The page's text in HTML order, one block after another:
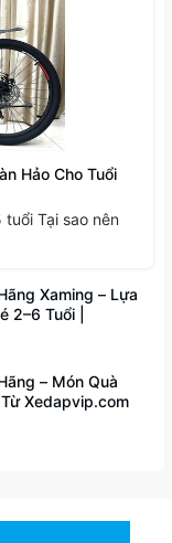
Hảo Cho Tuổi
Tại sao nên
Xaming – Lựa
2–6 Tuổi |
– Món Quà
Xedapvip.com